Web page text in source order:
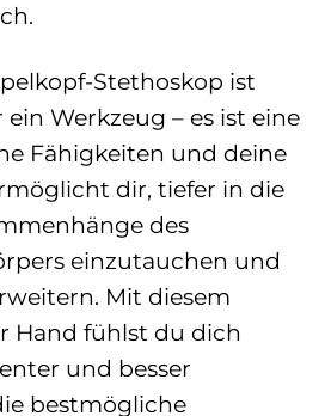
Stethoskop ist
Werkzeug – es ist eine
Fähigkeiten und deine
dir, tiefer in die
des
einzutauchen und
Mit diesem
Hand fühlst du dich
und besser
bestmögliche